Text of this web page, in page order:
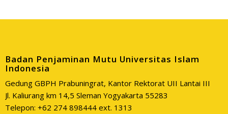
Badan Penjaminan Mutu Universitas Islam
Indonesia
Gedung GBPH Prabuningrat, Kantor Rektorat UII Lantai III
Jl. Kaliurang km 14,5 Sleman Yogyakarta 55283
Telepon: +62 274 898444 ext. 1313